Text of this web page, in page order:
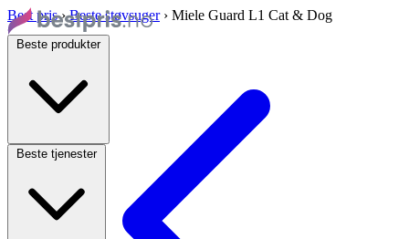
Beste produkter
Beste tjenester
Best pris › Beste støvsuger › Miele Guard L1 Cat & Dog